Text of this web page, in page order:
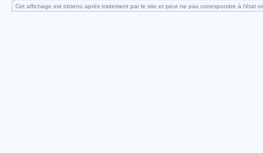
Cet affichage est obtenu après traitement par le site et peut ne pas correspondre à l'état